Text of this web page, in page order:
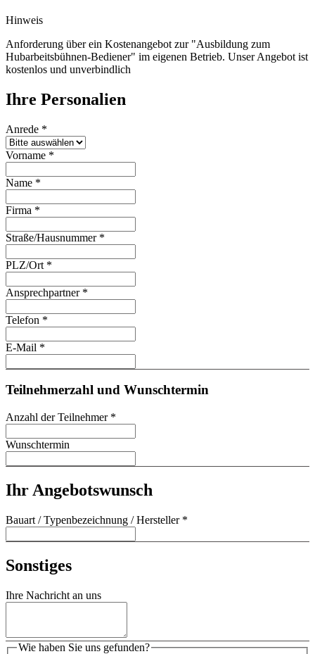
Hinweis
Anforderung über ein Kostenangebot zur "Ausbildung zum
Hubarbeitsbühnen-Bediener" im eigenen Betrieb. Unser Angebot ist
kostenlos und unverbindlich
Ihre Personalien
Anrede *
Vorname *
Name *
Firma *
Straße/Hausnummer *
PLZ/Ort *
Ansprechpartner *
Telefon *
E-Mail *
Teilnehmerzahl und Wunschtermin
Anzahl der Teilnehmer *
Wunschtermin
Ihr Angebotswunsch
Bauart / Typenbezeichnung / Hersteller *
Sonstiges
Ihre Nachricht an uns
Wie haben Sie uns gefunden?